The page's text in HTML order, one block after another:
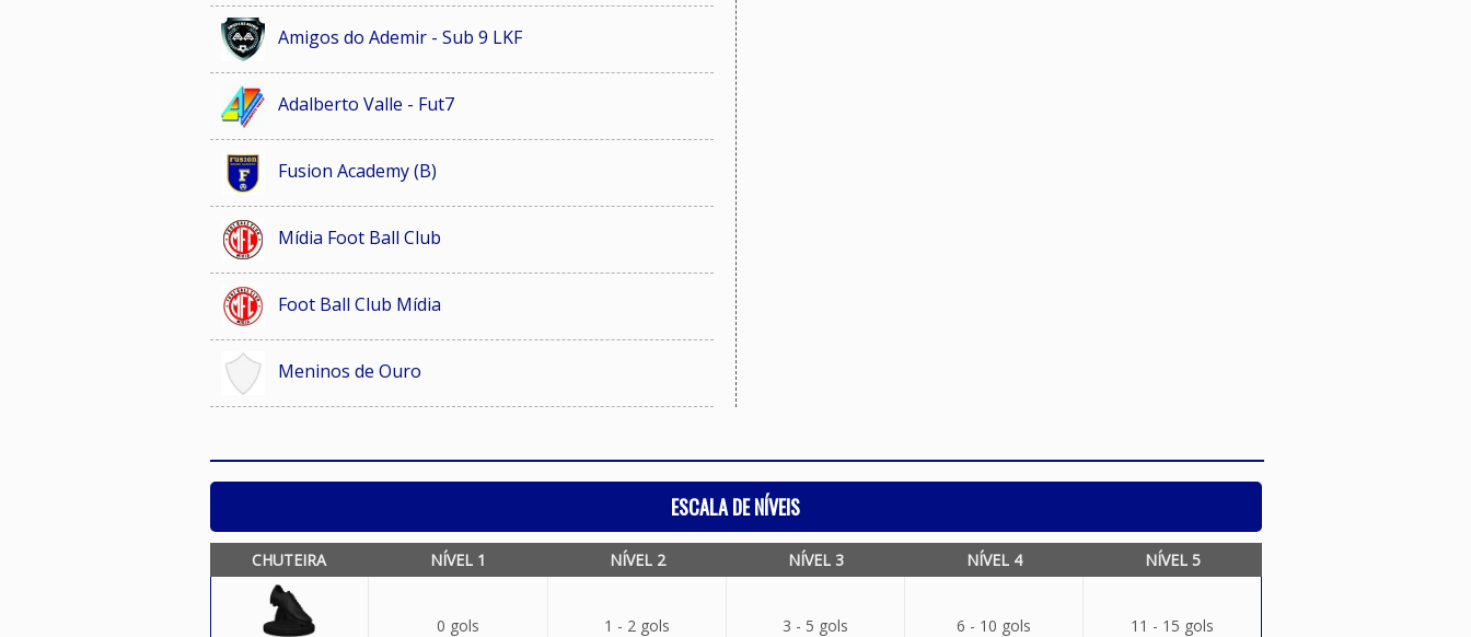
Amigos do Ademir - Sub 9 LKF
Adalberto Valle - Fut7
Fusion Academy (B)
Mídia Foot Ball Club
Foot Ball Club Mídia
Meninos de Ouro
ESCALA DE NÍVEIS
CHUTEIRA NÍVEL 1 NÍVEL 2 NÍVEL 3 NÍVEL 4 NÍVEL 5
0 gols 1 - 2 gols 3 - 5 gols 6 - 10 gols 11 - 15 gols